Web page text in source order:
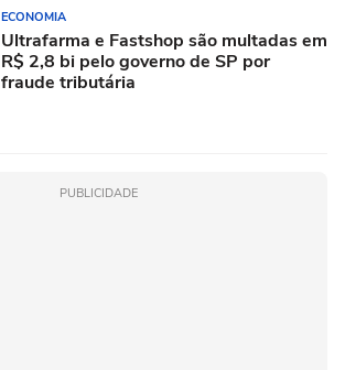
ECONOMIA
Ultrafarma e Fastshop são multadas em
R$ 2,8 bi pelo governo de SP por
fraude tributária
PUBLICIDADE